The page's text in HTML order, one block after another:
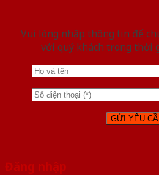
Vui lòng nhập thông tin để
với quý khách trong thời
Đăng nhập